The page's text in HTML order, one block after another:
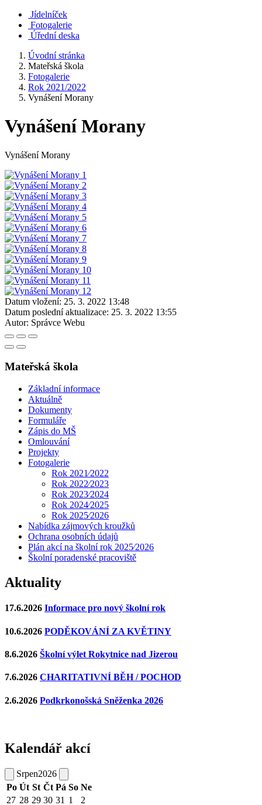
Jídelníček
Fotogalerie
Úřední deska
Úvodní stránka
Mateřská škola
Fotogalerie
Rok 2021/2022
Vynášení Morany
Vynášení Morany
Vynášení Morany
Datum vložení: 25. 3. 2022 13:48
Datum poslední aktualizace: 25. 3. 2022 13:55
Autor: Správce Webu
Mateřská škola
Základní informace
Aktuálně
Dokumenty
Formuláře
Zápis do MŠ
Omlouvání
Projekty
Fotogalerie
Rok 2021⁄2022
Rok 2022⁄2023
Rok 2023⁄2024
Rok 2024⁄2025
Rok 2025⁄2026
Nabídka zájmových kroužků
Ochrana osobních údajů
Plán akcí na školní rok 2025⁄2026
Školní poradenské pracoviště
Aktuality
17.6.2026 Informace pro nový školní rok
10.6.2026 PODĚKOVÁNÍ ZA KVĚTINY
8.6.2026 Školní výlet Rokytnice nad Jizerou
7.6.2026 CHARITATIVNÍ BĚH / POCHOD
2.6.2026 Podkrkonošská Sněženka 2026
Kalendář akcí
Srpen2026
Po Út St Čt Pá So Ne
27 28 29 30 31 1 2